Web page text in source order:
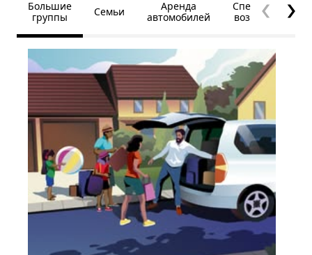
Большие
группы
Семьи
Аренда
автомобилей
Специальные
возможности